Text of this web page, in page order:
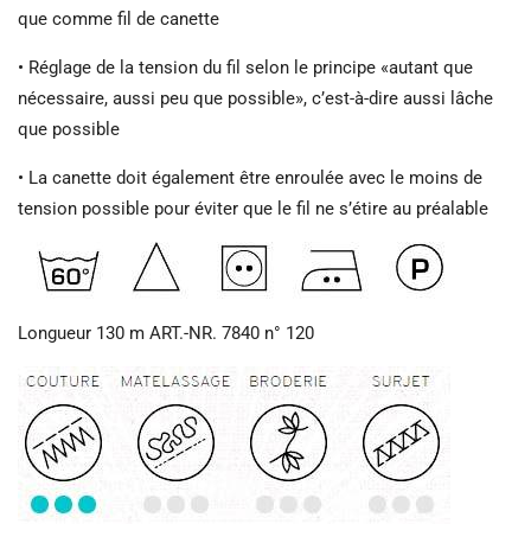
que comme fil de canette
• Réglage de la tension du fil selon le principe «autant que
nécessaire, aussi peu que possible», c’est-à-dire aussi lâche
que possible
• La canette doit également être enroulée avec le moins de
tension possible pour éviter que le fil ne s’étire au préalable
Longueur 130 m ART.-NR. 7840 n° 120